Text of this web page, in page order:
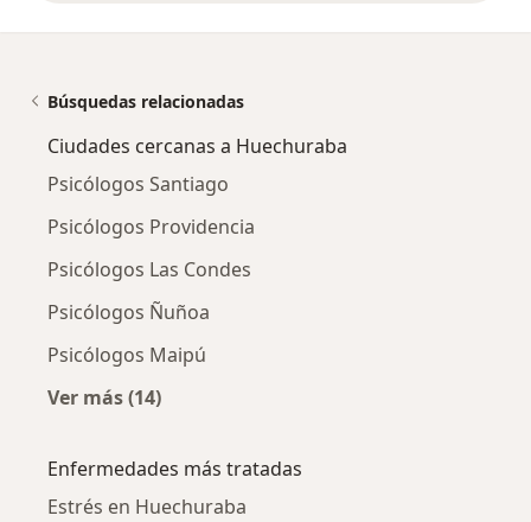
Búsquedas relacionadas
Ciudades cercanas a Huechuraba
Psicólogos Santiago
Psicólogos Providencia
Psicólogos Las Condes
Psicólogos Ñuñoa
Psicólogos Maipú
Ver más (14)
Enfermedades más tratadas
Estrés en Huechuraba